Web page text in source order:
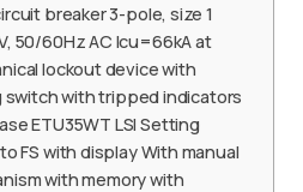
breaker 3-pole, size 1
50/60Hz AC Icu=66kA at
lockout device with
with tripped indicators
ETU35WT LSI Setting
FS with display With manual
with memory with